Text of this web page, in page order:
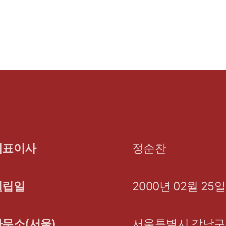
이사 정순찬
일 2000년 02월 25일